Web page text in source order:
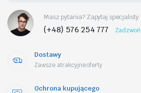
BZ168
ilość
Masz pytania? Zapytaj specjalisty
(+48) 576 254 777 Zadzwoń
Dostawy
Zawsze atrakcyjne oferty
Ochrona kupującego